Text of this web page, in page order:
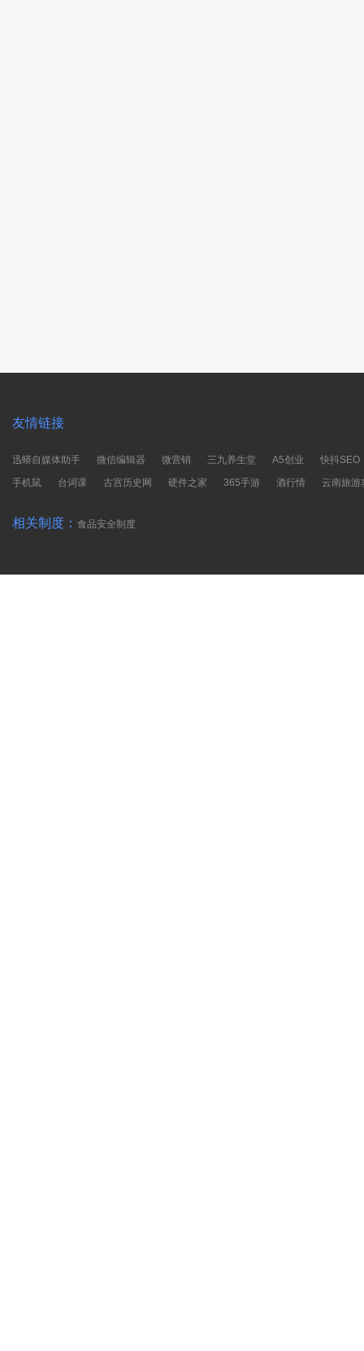
友情链接
迅蟒自媒体助手 微信编辑器 微营销 三九养生堂 A5创业
快抖SEO
手机鼠
台词课 古宫历史网 硬件之家 365手游 酒行情 云南旅游
相关制度： 食品安全制度